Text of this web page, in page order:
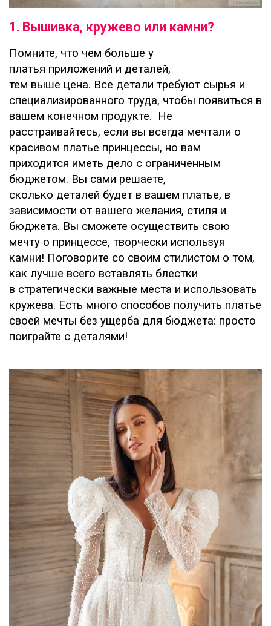
1. Вышивка, кружево или камни?
Помните, что чем больше у
платья приложений и деталей,
тем выше цена. Все детали требуют сырья и
специализированного труда, чтобы появиться в
вашем конечном продукте. Не
расстраивайтесь, если вы всегда мечтали о
красивом платье принцессы, но вам
приходится иметь дело с ограниченным
бюджетом. Вы сами решаете,
сколько деталей будет в вашем платье, в
зависимости от вашего желания, стиля и
бюджета. Вы сможете осуществить свою
мечту о принцессе, творчески используя
камни! Поговорите со своим стилистом о том,
как лучше всего вставлять блестки
в стратегически важные места и использовать
кружева. Есть много способов получить платье
своей мечты без ущерба для бюджета: просто
поиграйте с деталями!